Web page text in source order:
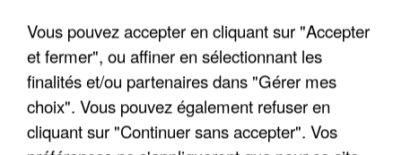
APRÈS TOUTES CES CANICULES, LES REFUGES
DE FAUNE SAUVAGE SONT...
Vous pouvez accepter en cliquant sur "Accepter
et fermer", ou affiner en sélectionnant les
finalités et/ou partenaires dans "Gérer mes
choix". Vous pouvez également refuser en
cliquant sur "Continuer sans accepter". Vos